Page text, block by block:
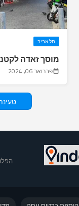
תל אביב
מוסך זאדה
פברואר 06, 2024